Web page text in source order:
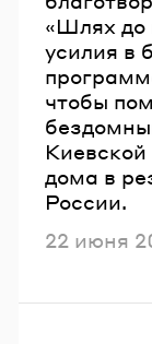
«Шлях до
усилия в
чтобы
дома в
России.
22 июня